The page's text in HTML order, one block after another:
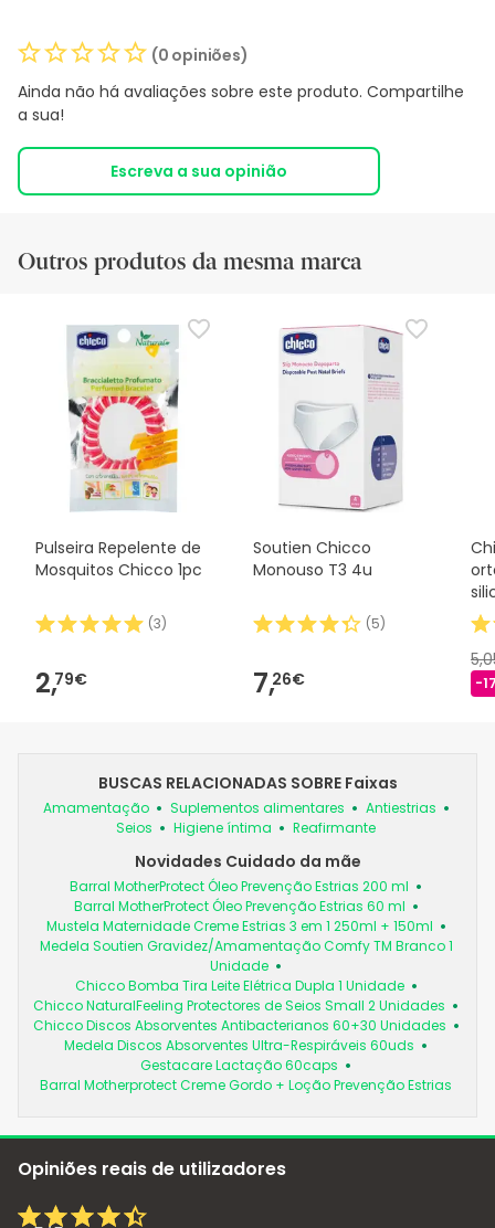
(0 opiniões)
Ainda não há avaliações sobre este produto. Compartilhe
a sua!
Escreva a sua opinião
Outros produtos da mesma marca
Pulseira Repelente de
Mosquitos Chicco 1pc
(3)
2,79€
Soutien Chicco
Monouso T3 4u
(5)
7,26€ -
BUSCAS RELACIONADAS SOBRE Faixas
Amamentação Suplementos alimentares
Antiestrias
Seios
Higiene íntima Reafirmante
Novidades Cuidado da mãe
Barral MotherProtect Óleo Prevenção Estrias 200 ml
Barral MotherProtect Óleo Prevenção Estrias 60 ml
Mustela Maternidade Creme Estrias 3 em 1 250ml + 150ml
Medela Soutien Gravidez/Amamentação Comfy TM Branco 1
Unidade
Chicco Bomba Tira Leite Elétrica Dupla 1 Unidade
Chicco NaturalFeeling Protectores de Seios Small 2 Unidades
Chicco Discos Absorventes Antibacterianos 60+30 Unidades
Medela Discos Absorventes Ultra-Respiráveis 60uds
Gestacare Lactação 60caps
Barral Motherprotect Creme Gordo + Loção Prevenção Estrias
Opiniões reais de utilizadores